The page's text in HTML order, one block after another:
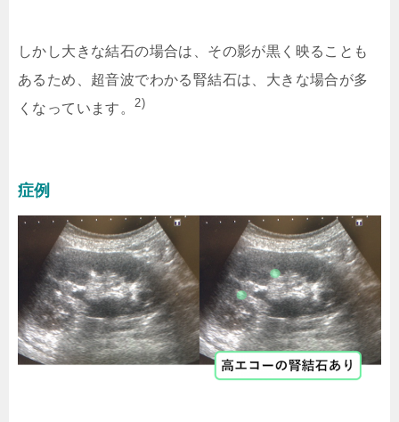
しかし大きな結石の場合は、その影が黒く映ることも
あるため、超音波でわかる腎結石は、大きな場合が多
くなっています。2)
症例